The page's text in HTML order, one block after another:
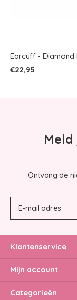
Earcuff - Diamond
€22,95
Ontvang de
Klantenservice
Mijn account
Categorieën